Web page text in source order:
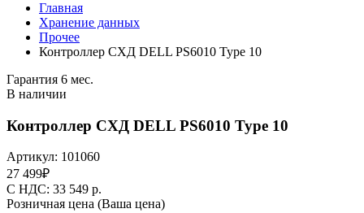
Главная
Хранение данных
Прочее
Контроллер СХД DELL PS6010 Type 10
Гарантия 6 мес.
В наличии
Контроллер СХД DELL PS6010 Type 10
Артикул: 101060
27 499₽
C НДС: 33 549 р.
Розничная цена (Ваша цена)